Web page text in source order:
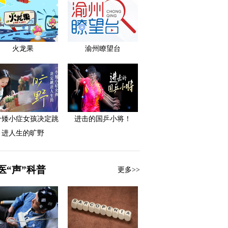
火龙果 渝州瞭望台
矮小症女孩决定跳
进人生的旷野
进击的国乒小将！
“声”科普 更多>>